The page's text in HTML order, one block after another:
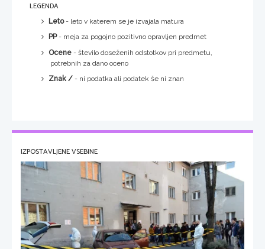
LEGENDA
Leto- leto v katerem se je izvajala matura
PP- meja za pogojno pozitivno opravljen predmet
Ocene - število doseženih odstotkov pri predmetu,
potrebnih za dano oceno
Znak / - ni podatka ali podatek še ni znan
IZPOSTAVLJENE VSEBINE